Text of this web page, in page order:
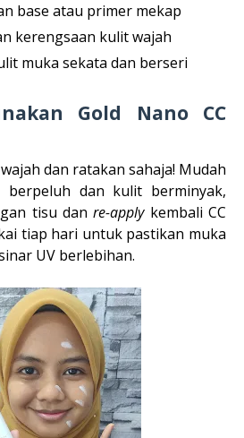
base atau primer mekap
kerengsaan kulit wajah
muka sekata dan berseri
Gold Nano CC
dan ratakan sahaja! Mudah
berpeluh dan kulit berminyak,
tisu danre-applykembali CC
tiap hari untuk pastikan muka
UV berlebihan.